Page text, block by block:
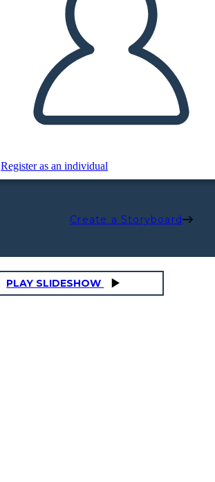
Register as an individual
Create a Storyboard
PLAY SLIDESHOW